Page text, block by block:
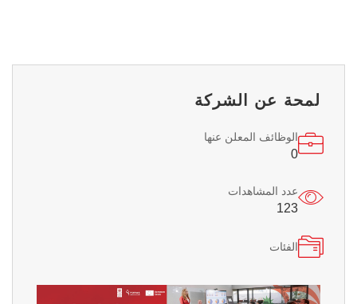
لمحة عن الشركة
الوظائف المعلن عنها
0
عدد المشاهدات
123
الفئات